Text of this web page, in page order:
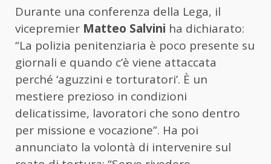
Durante una conferenza della Lega, il
vicepremier Matteo Salvini ha dichiarato:
“La polizia penitenziaria è poco presente su
giornali e quando c’è viene attaccata
perché ‘aguzzini e torturatori’. È un
mestiere prezioso in condizioni
delicatissime, lavoratori che sono dentro
per missione e vocazione”. Ha poi
annunciato la volontà di intervenire sul